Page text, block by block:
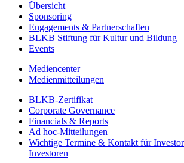
Übersicht
Sponsoring
Engagements & Partnerschaften
BLKB Stiftung für Kultur und Bildung
Events
Mediencenter
Medienmitteilungen
BLKB-Zertifikat
Corporate Governance
Financials & Reports
Ad hoc-Mitteilungen
Wichtige Termine & Kontakt für
Investoren